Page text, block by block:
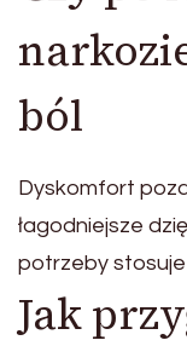
ból
Dyskomfort
łagodniejsze
potrzeby stosuje
Jak